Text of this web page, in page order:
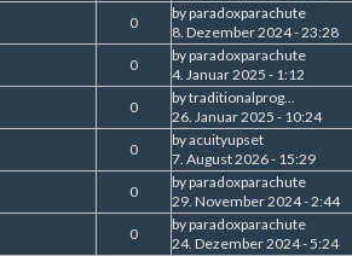
0
byparadoxparachute
8. Dezember 2024 - 23:28
0
byparadoxparachute
4. Januar 2025 - 1:12
0
bytraditionalprog...
26. Januar 2025 - 10:24
0
byacuityupset
7. August 2026 - 15:29
0
byparadoxparachute
29. November 2024 - 2:44
0
byparadoxparachute
24. Dezember 2024 - 5:24